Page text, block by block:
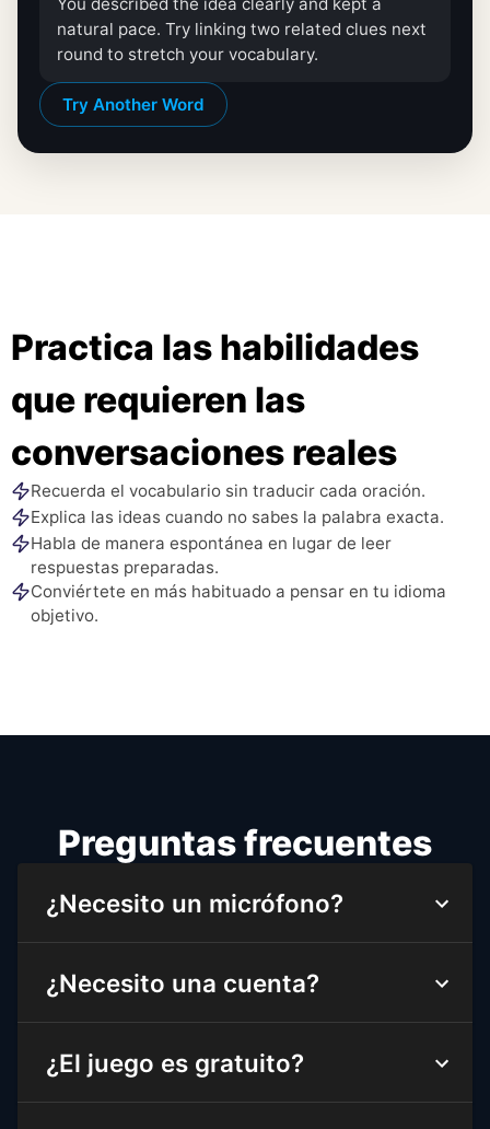
natural pace. Try linking two related clues next
round to stretch your vocabulary.
Try Another Word
Practica las habilidades
que requieren las
conversaciones reales
Recuerda el vocabulario sin traducir cada oración.
Explica las ideas cuando no sabes la palabra exacta.
Habla de manera espontánea en lugar de leer
respuestas preparadas.
Conviértete en más habituado a pensar en tu idioma
objetivo.
Preguntas frecuentes
¿Necesito un micrófono?
¿Necesito una cuenta?
¿El juego es gratuito?